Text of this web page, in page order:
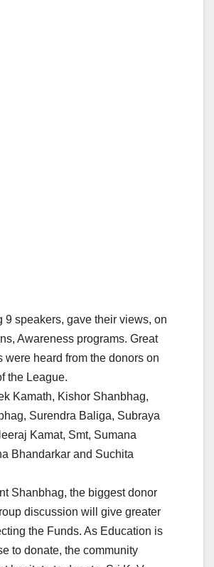
9 speakers, gave their views, on
Awareness programs. Great
were heard from the donors on
the League.
Kamath, Kishor Shanbhag,
Surendra Baliga, Subraya
Kamat, Smt, Sumana
Bhandarkar and Suchita
Shanbhag, the biggest donor
discussion will give greater
the Funds. As Education is
to donate, the community